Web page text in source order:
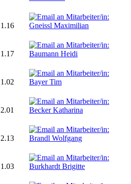
1.16
1.17
1.02
2.01
2.13
1.03